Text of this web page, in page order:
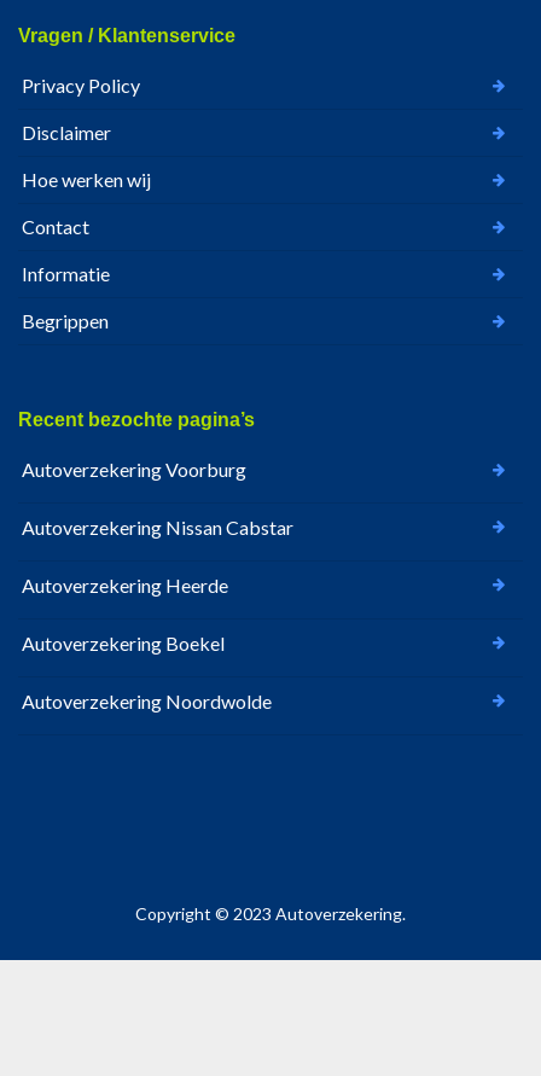
Vragen / Klantenservice
Privacy Policy
Disclaimer
Hoe werken wij
Contact
Informatie
Begrippen
Recent bezochte pagina’s
Autoverzekering Voorburg
Autoverzekering Nissan Cabstar
Autoverzekering Heerde
Autoverzekering Boekel
Autoverzekering Noordwolde
Copyright © 2023 Autoverzekering.